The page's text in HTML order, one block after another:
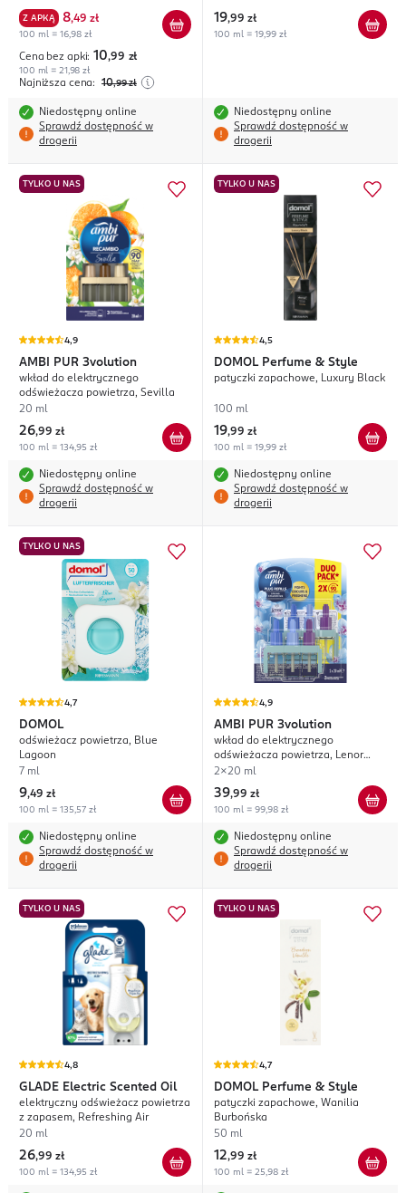
Z APKĄ 8,49 zł
100 ml = 16,98 zł
Cena bez apki: 10,99 zł
100 ml = 21,98 zł
Najniższa cena: 10,99 zł
Niedostępny online
Sprawdź dostępność w
drogerii
19,99 zł
100 ml = 19,99 zł
Niedostępny online
Sprawdź dostępność w
drogerii
TYLKO U NAS
4,9
AMBI PUR 3volution
wkład do elektrycznego
odświeżacza powietrza, Sevilla
20 ml
26,99 zł
100 ml = 134,95 zł
Niedostępny online
Sprawdź dostępność w
drogerii
TYLKO U NAS
4,5
DOMOL Perfume & Style
patyczki zapachowe, Luxury Black
100 ml
19,99 zł
100 ml = 19,99 zł
Niedostępny online
Sprawdź dostępność w
drogerii
TYLKO U NAS
4,7
DOMOL
odświeżacz powietrza, Blue
Lagoon
7 ml
9,49 zł
100 ml = 135,57 zł
Niedostępny online
Sprawdź dostępność w
drogerii
4,9
AMBI PUR 3volution
wkład do elektrycznego
odświeżacza powietrza, Lenor
Spring Awakening
2x20 ml
39,99 zł
100 ml = 99,98 zł
Niedostępny online
Sprawdź dostępność w
drogerii
TYLKO U NAS
4,8
GLADE Electric Scented Oil
elektryczny odświeżacz powietrza
z zapasem, Refreshing Air
20 ml
26,99 zł
100 ml = 134,95 zł
TYLKO U NAS
4,7
DOMOL Perfume & Style
patyczki zapachowe, Wanilia
Burbońska
50 ml
12,99 zł
100 ml = 25,98 zł